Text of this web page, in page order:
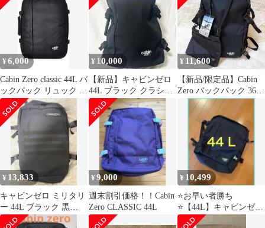
¥6,000
Cabin Zero classic 44L バ
ックパック リュック ブ
ラック
¥ 10,000
【新品】キャビンゼロ
44L ブラック クラシッ
ク旅行機内持ち込み
¥ 11,600
【新品/限定品】Cabin
Zero バックパック 36L
ブラック 別注
¥ 13,833
キャビンゼロ ミリタリ
ー 44L ブラック 黒
Cabin Zero
¥9,000
週末割引価格！！Cabin
Zero CLASSIC 44L
¥ 10,499
⭐️お早い者勝ち
⭐️【44L】キャビンゼロ
（黒）